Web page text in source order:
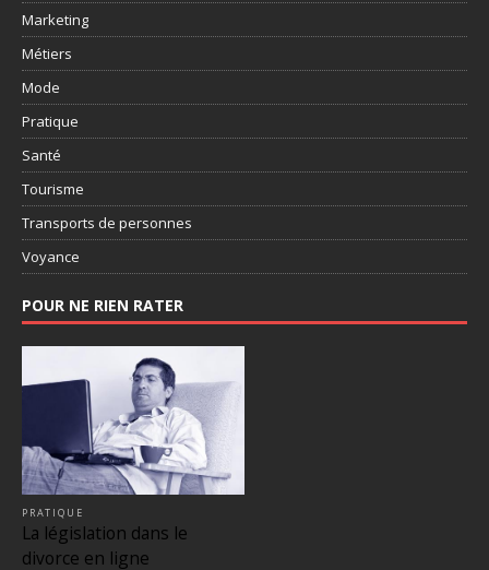
Marketing
Métiers
Mode
Pratique
Santé
Tourisme
Transports de personnes
Voyance
POUR NE RIEN RATER
PRATIQUE
La législation dans le
divorce en ligne